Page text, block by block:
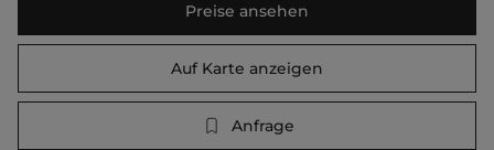
Preise ansehen
Auf Karte anzeigen
Anfrage